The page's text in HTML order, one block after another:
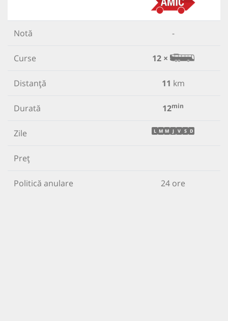
Notă -
Curse 12 ×
Distanță 11 km
Durată 12min
Zile L M M J V S D
Preț
Politică anulare 24 ore